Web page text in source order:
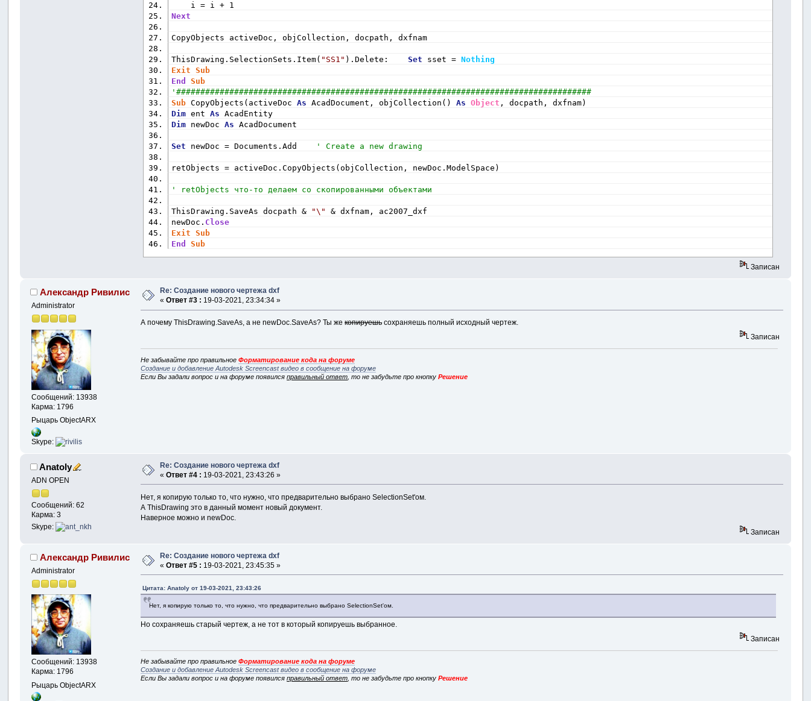
i = i + 1
Next
CopyObjects activeDoc, objCollection, docpath, dxfnam
ThisDrawing.SelectionSets.Item( "SS1" ).Delete: Set sset = Nothing
Exit
Sub
End
Sub
'######################################################################################
Sub CopyObjects(activeDoc As AcadDocument, objCollection() As Object , docpath, dxfnam)
Dim ent As AcadEntity
Dim newDoc As AcadDocument
Set newDoc = Documents.Add ' Create a new drawing
retObjects = activeDoc.CopyObjects(objCollection, newDoc.ModelSpace)
' retObjects что-то делаем со скопированными объектами
ThisDrawing.SaveAs docpath & "\"
& dxfnam, ac2007_dxf
newDoc. Close
Exit
Sub
End
Sub
Записан
Александр Ривилис
Administrator
Сообщений: 13938
Карма: 1796
Рыцарь ObjectARX
Skype:
Re: Создание нового чертежа dxf
«Ответ #3 : 19-03-2021, 23:34:34 »
А почему ThisDrawing.SaveAs, а не newDoc.SaveAs? Ты жекопируешьсохраняешь полный исходный чертеж.
Записан
Не забывайте про правильноеФорматирование кода на форуме
Создание и добавление Autodesk Screencast видео в сообщение на форуме
Если Вы задали вопрос и на форуме появилсяправильный ответ , то не забудьте про кнопкуРешение
Anatoly
ADN OPEN
Сообщений: 62
Карма: 3
Skype:
Re: Создание нового чертежа dxf
«Ответ #4 : 19-03-2021, 23:43:26 »
Нет, я копирую только то, что нужно, что предварительно выбрано SelectionSet'ом.
А ThisDrawing это в данный момент новый документ.
Наверное можно и newDoc.
Записан
Александр Ривилис
Administrator
Сообщений: 13938
Карма: 1796
Рыцарь ObjectARX
Re: Создание нового чертежа dxf
«Ответ #5 : 19-03-2021, 23:45:35 »
Цитата: Anatoly от 19-03-2021, 23:43:26
Нет, я копирую только то, что нужно, что предварительно выбрано SelectionSet'ом.
Но сохраняешь старый чертеж, а не тот в который копируешь выбранное.
Записан
Не забывайте про правильноеФорматирование кода на форуме
Создание и добавление Autodesk Screencast видео в сообщение на форуме
Если Вы задали вопрос и на форуме появилсяправильный ответ , то не забудьте про кнопкуРешение